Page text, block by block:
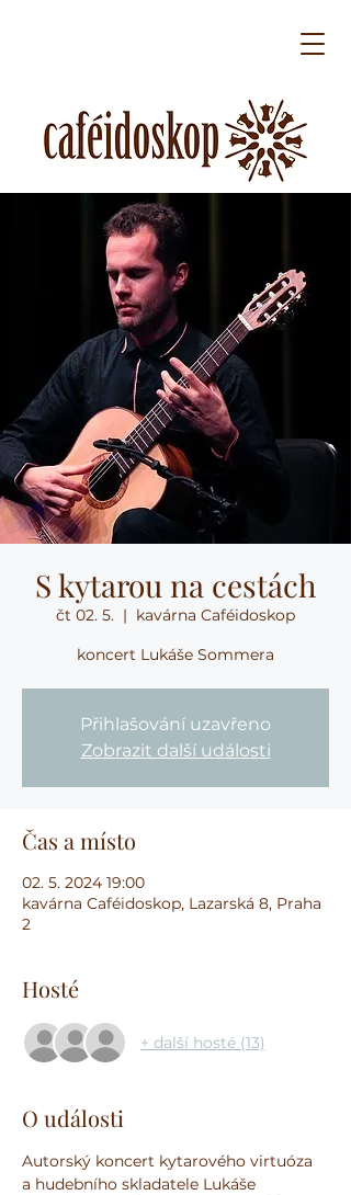
S kytarou na cestách
čt 02. 5.
  |
kavárna Caféidoskop
koncert Lukáše Sommera
Přihlašování uzavřeno
Zobrazit další události
Čas a místo
02. 5. 2024 19:00
kavárna Caféidoskop, Lazarská 8, Praha
2
Hosté
+ další hosté (13)
O události
Autorský koncert kytarového virtuóza
a hudebního skladatele Lukáše